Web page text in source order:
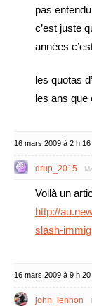
pas
c’est juste
années
les quotas
les ans que
16 mars 2009 à 2 h 16
drup_2015
Voilà un
http://
slash-
16 mars 2009 à 9 h 20
john_lennon